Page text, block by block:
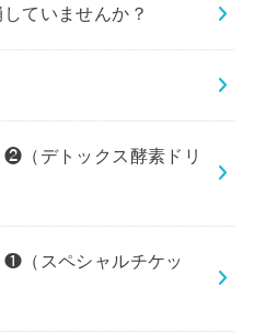
ていませんか？
（デトックス酵素ドリ
❶（スペシャルチケッ